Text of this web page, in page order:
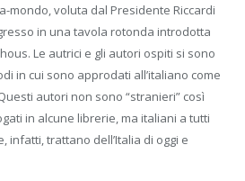
mondo, voluta dal Presidente Riccardi
in una tavola rotonda introdotta
Le autrici e gli autori ospiti si sono
in cui sono approdati all’italiano come
autori non sono “stranieri” così
in alcune librerie, ma italiani a tutti
infatti, trattano dell’Italia di oggi e